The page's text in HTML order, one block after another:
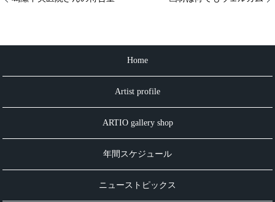
Home
Artist profile
ARTIO gallery shop
年間スケジュール
ニューストピックス